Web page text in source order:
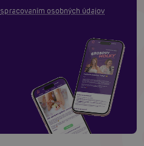
spracovaním osobných údajov